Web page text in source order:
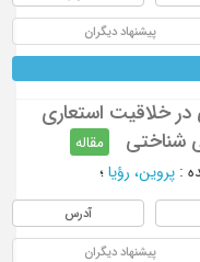
پیشنهاد دیگران
خلاقیت استعاری
شناختی
مقاله
: پروین، رؤیا؛
آدرس
پیشنهاد دیگران